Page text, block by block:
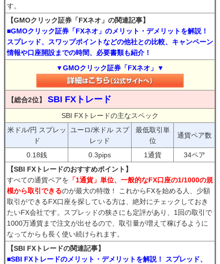
す。
【GMOクリック証券「FXネオ」の関連記事】
■GMOクリック証券「FXネオ」のメリット・デメリットを解説！
スプレッド、スワップポイントなどの他社との比較、キャンペーン
情報や口座開設までの時間、必要書類も紹介！
▼GMOクリック証券「FXネオ」▼
【総合2位】 SBI FXトレード
SBI FXトレードの主なスペック
米ドル/円 スプレッ
ド
ユーロ/米ドル スプ
レッド
最低取引単
位
通貨ペア数
0.18銭 0.3pips 1通貨
34ペア
【SBI FXトレードのおすすめポイント】
すべての通貨ペアを 「1通貨」単位、一般的なFX口座の1/1000の規
模から取引できるのが最大の特徴！ これからFXを始める人、少額
取引ができるFX口座を探している方は、絶対にチェックしておき
たいFX会社です。スプレッドの狭さにも定評があり、1回の取引で
1000万通貨まで注文が出せるので、取引量が増えて稼げるように
なってからも長く使い続けられます。
【SBI FXトレードの関連記事】
■SBI FXトレードのメリット・デメリットを解説！ スプレッド、